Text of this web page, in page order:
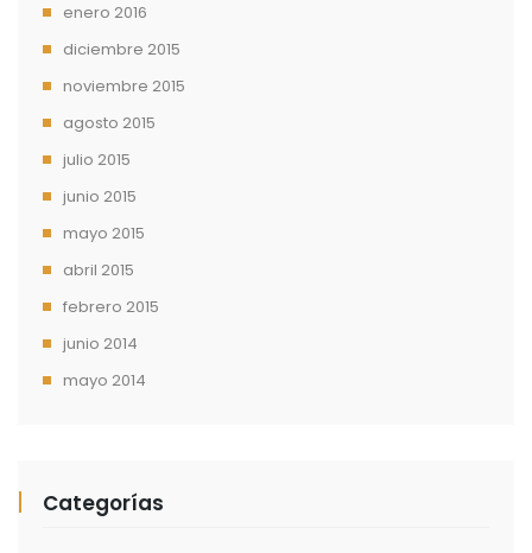
enero 2016
diciembre 2015
noviembre 2015
agosto 2015
julio 2015
junio 2015
mayo 2015
abril 2015
febrero 2015
junio 2014
mayo 2014
Categorías